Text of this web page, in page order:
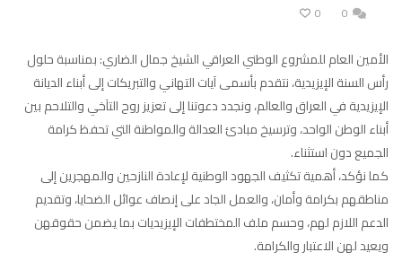
0
0
الأمين العام للمشروع الوطني العراقي الشيخ جمال الضاري: بمناسبة حلول
رأس السنة الإيزيدية، نتقدم بأسمى آيات التهاني والتبريكات إلى أبناء الديانة
الإيزيدية في العراق والعالم، ونجدد دعوتنا إلى تعزيز روح التآخي والتلاحم بين
أبناء الوطن الواحد، وترسيخ مبادئ العدالة والمواطنة التي تحفظ كرامة
الجميع دون استثناء.
كما نؤكد، أهمية تكثيف الجهود الوطنية لإعادة النازحين والمهجرين إلى
مناطقهم بكرامة وأمان، والعمل الجاد على إنصاف عوائل الضحايا، وتقديم
الدعم اللازم لهم، وحسم ملف المختطفات الإيزيديات بما يضمن حقوقهن
ويعيد لهن الاعتبار والكرامة.